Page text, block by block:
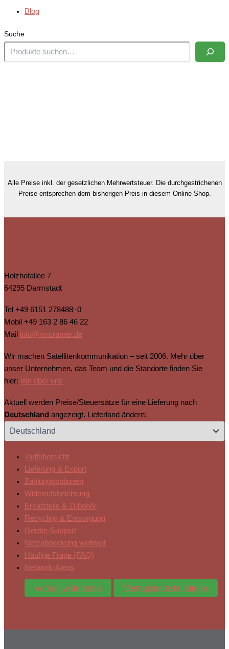
Blog
Suche
Alle Preise inkl. der gesetzlichen Mehrwertsteuer. Die durchgestrichenen
Preise entsprechen dem bisherigen Preis in diesem Online-Shop.
Holzhofallee 7
64295 Darmstadt
Tel +49 6151 278488–0
Mobil +49 163 2 86 46 22
Mail info@m-cramer.de
Wir machen Satellitenkommunikation – seit 2006. Mehr über
unser Unternehmen, das Team und die Standorte finden Sie
hier: Wir über uns
Aktuell werden Preise/Steuersätze für eine Lieferung nach
Deutschland angezeigt. Lieferland ändern:
Tarifübersicht
Lieferung & Export
Zahlungsoptionen
Widerrufsbelehrung
Ersatzteile & Zubehör
Recycling & Entsorgung
Geräte-Support
Netzabdeckung weltweit
Häufige Frage (FAQ)
Network-Alerts
Vertrag widerrufen Vertragskarte kündigen